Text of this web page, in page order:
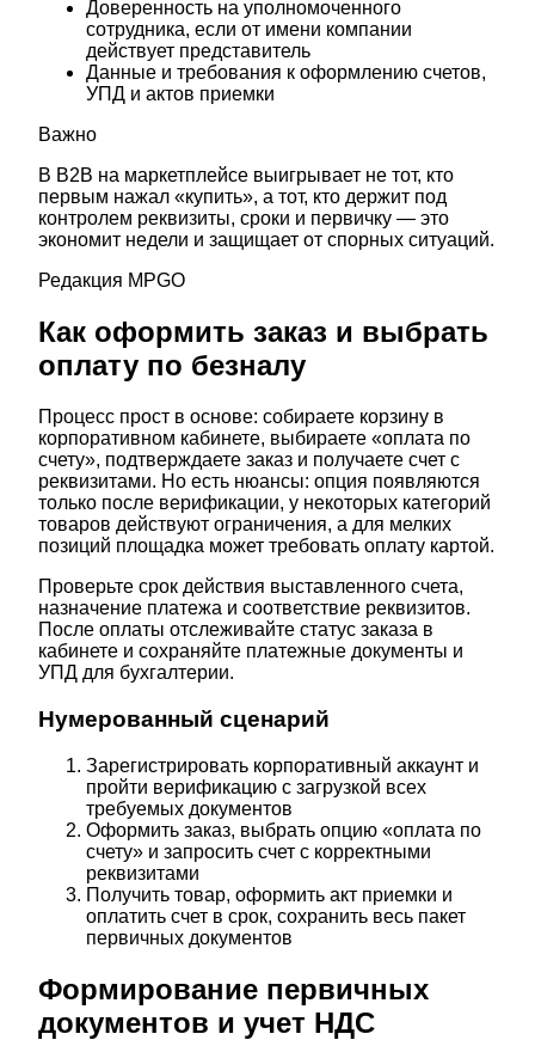
Доверенность на уполномоченного
сотрудника, если от имени компании
действует представитель
Данные и требования к оформлению счетов,
УПД и актов приемки
Важно
В B2B на маркетплейсе выигрывает не тот, кто
первым нажал «купить», а тот, кто держит под
контролем реквизиты, сроки и первичку — это
экономит недели и защищает от спорных ситуаций.
Редакция MPGO
Как оформить заказ и выбрать
оплату по безналу
Процесс прост в основе: собираете корзину в
корпоративном кабинете, выбираете «оплата по
счету», подтверждаете заказ и получаете счет с
реквизитами. Но есть нюансы: опция появляются
только после верификации, у некоторых категорий
товаров действуют ограничения, а для мелких
позиций площадка может требовать оплату картой.
Проверьте срок действия выставленного счета,
назначение платежа и соответствие реквизитов.
После оплаты отслеживайте статус заказа в
кабинете и сохраняйте платежные документы и
УПД для бухгалтерии.
Нумерованный сценарий
Зарегистрировать корпоративный аккаунт и
пройти верификацию с загрузкой всех
требуемых документов
Оформить заказ, выбрать опцию «оплата по
счету» и запросить счет с корректными
реквизитами
Получить товар, оформить акт приемки и
оплатить счет в срок, сохранить весь пакет
первичных документов
Формирование первичных
документов и учет НДС